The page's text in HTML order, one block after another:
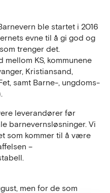
ble startet i 2016
evne til å gi god og
trenger det.
mellom KS, kommunene
Kristiansand,
samt Barne-, ungdoms-
leverandører før
barnevernsløsninger. Vi
som kommer til å være
–
men for de som